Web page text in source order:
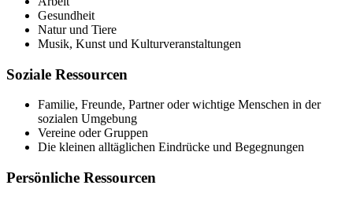
Gesundheit
Natur und Tiere
Musik, Kunst und Kulturveranstaltungen
Soziale Ressourcen
Familie, Freunde, Partner oder wichtige Menschen in der
sozialen Umgebung
Vereine oder Gruppen
Die kleinen alltäglichen Eindrücke und Begegnungen
Persönliche Ressourcen